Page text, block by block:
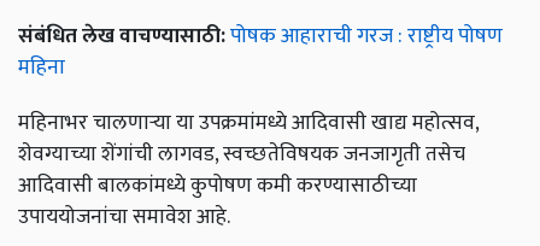
संबंधित लेख वाचण्यासाठी:पोषक आहाराची गरज : राष्ट्रीय पोषण
महिना
महिनाभर चालणाऱ्या या उपक्रमांमध्ये आदिवासी खाद्य महोत्सव,
शेवग्याच्या शेंगांची लागवड, स्वच्छतेविषयक जनजागृती तसेच
आदिवासी बालकांमध्ये कुपोषण कमी करण्यासाठीच्या
उपाययोजनांचा समावेश आहे.